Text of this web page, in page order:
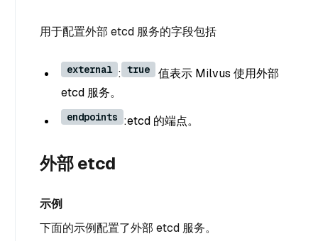
用于配置外部 etcd 服务的字段包括
external : true
值表示 Milvus 使用外部
etcd 服务。
endpoints :etcd 的端点。
外部 etcd
示例
下面的示例配置了外部 etcd 服务。